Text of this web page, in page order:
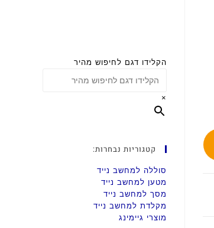
הקלידו דגם לחיפוש מהיר
×
קטגוריות נבחרות:
סוללה למחשב נייד
מטען למחשב נייד
מסך למחשב נייד
מקלדת למחשב נייד
מוצרי גיימינג